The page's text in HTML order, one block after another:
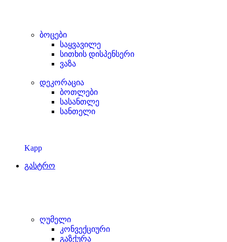
ბოცები
საყვავილე
სითხის დისპენსერი
ვაზა
დეკორაცია
ბოთლები
სასანთლე
სანთელი
Kapp
გასტრო
ღუმელი
კონვექციური
გაზქურა